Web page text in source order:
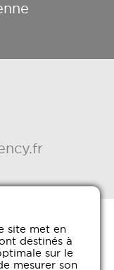
d'accueil
site met en
destinés à
sur le
mesurer son